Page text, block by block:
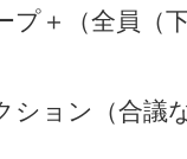
プ＋（全員（
ション（合議